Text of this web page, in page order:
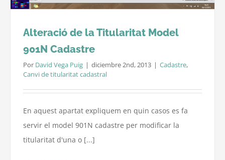
Alteració de la Titularitat Model
901N Cadastre
Por David Vega Puig | diciembre 2nd, 2013 | Cadastre,
Canvi de titularitat cadastral
En aquest apartat expliquem en quin casos es fa
servir el model 901N cadastre per modificar la
titularitat d'una o [...]